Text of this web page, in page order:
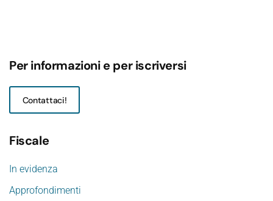
Per informazioni e per iscriversi
Contattaci!
Fiscale
In evidenza
Approfondimenti